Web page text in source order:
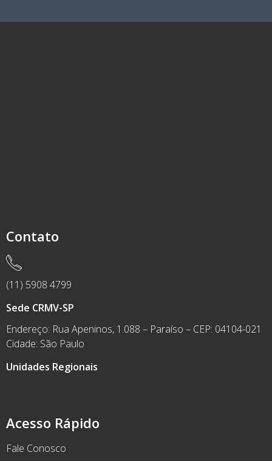
Acesso Rápido
Fale Conosco
Contato
(11) 5908 4799
Sede CRMV-SP
Endereço: Rua Apeninos, 1.088 – Paraíso – CEP: 04104-021
Cidade: São Paulo
Unidades Regionais